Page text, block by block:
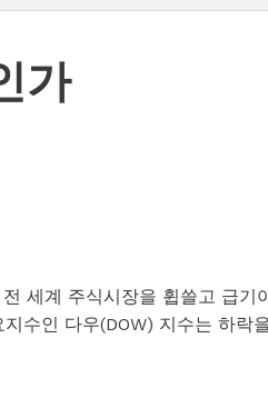
가
세계 주식시장을 휩쓸고 급기
수인 다우(DOW) 지수는 하락